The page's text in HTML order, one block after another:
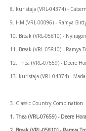
8. kuristaja (VRL-04374) -
9. HM (VRL-00096) - Ramya
10. Break (VRL-05810) -
11. Break (VRL-05810) - Ramya
12. Thea (VRL-07659) - Deere
13. kuristaja (VRL-04374) -
3. Classic Country Combination
1. Thea (VRL-07659) - Deere